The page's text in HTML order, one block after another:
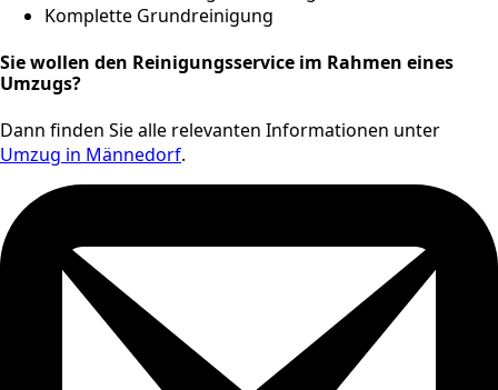
Komplette Grundreinigung
Sie wollen den Reinigungsservice im Rahmen eines
Umzugs?
Dann finden Sie alle relevanten Informationen unter
Umzug in Männedorf.